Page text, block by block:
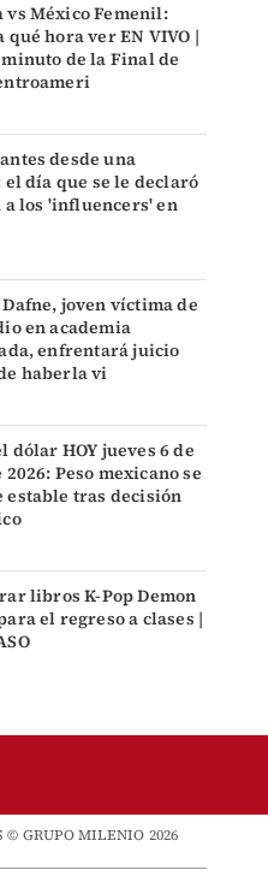
vs México Femenil:
qué hora ver EN VIVO |
de la Final de
desde una
día que se le declaró
los 'influencers' en
joven víctima de
en academia
enfrentará juicio
haberla vi
dólar HOY jueves 6 de
2026: Peso mexicano se
estable tras decisión
libros K-Pop Demon
el regreso a clases |
© GRUPO MILENIO 2026